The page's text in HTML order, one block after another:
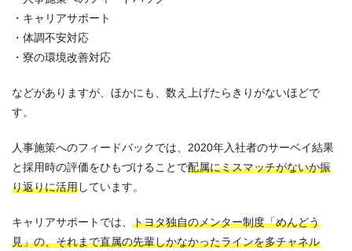
・キャリアサポート
・体調不安対応
・寮の環境改善対応
などがありますが、ほかにも、数え上げたらきりがないほどで
す。
人事施策へのフィードバックでは、2020年入社者のサーベイ結果
と採用時の評価をひもづけることで配属にミスマッチがないか振
り返りに活用しています。
キャリアサポートでは、 トヨタ独自のメンター制度「めんどう
見」の、それまで直属の先輩しかなかったラインを多チャネル